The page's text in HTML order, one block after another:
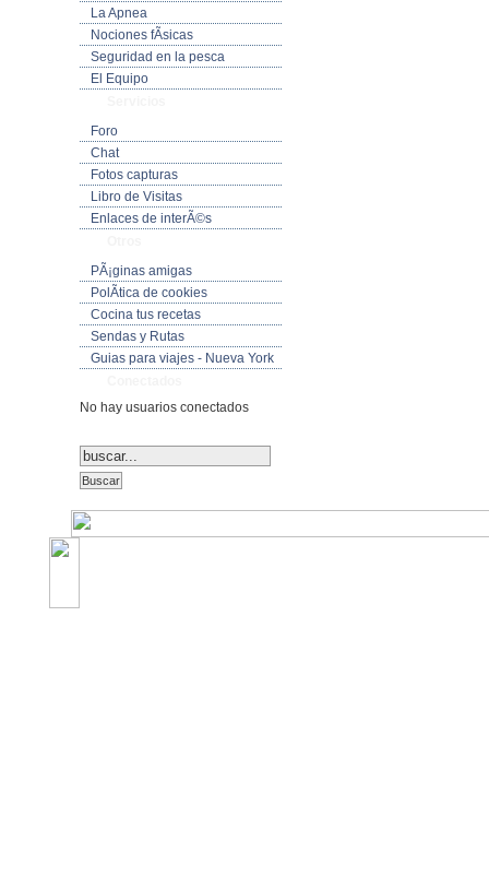
La Apnea
Nociones fÃ­sicas
Seguridad en la pesca
El Equipo
Foro
Chat
Fotos capturas
Libro de Visitas
Enlaces de interÃ©s
PÃ¡ginas amigas
PolÃ­tica de cookies
Cocina tus recetas
Sendas y Rutas
Guias para viajes - Nueva York
No hay usuarios conectados